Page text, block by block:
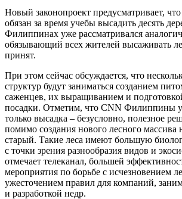
Новый законопроект предусматривает,
обязан за время учебы высадить десять
Филиппинах уже рассматривался
обязывающий всех жителей высаживать
принят.
При этом сейчас обсуждается, что
структур будут заниматься созданием
саженцев, их выращиванием и
посадки. Отметим, что CNN Филиппины
только высадка – безусловно, полезное
помимо создания нового лесного массива
старый. Такие леса имеют большую
с точки зрения разнообразия видов и
отмечает телеканал, большей
мероприятия по борьбе с исчезновением
ужесточением правил для компаний,
и разработкой недр.